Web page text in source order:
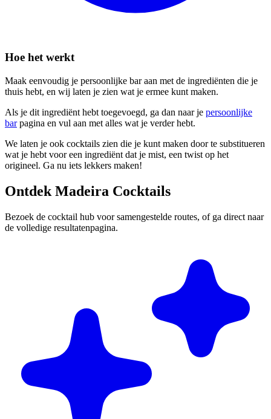
Hoe het werkt
Maak eenvoudig je persoonlijke bar aan met de ingrediënten die je
thuis hebt, en wij laten je zien wat je ermee kunt maken.
Als je dit ingrediënt hebt toegevoegd, ga dan naar je persoonlijke
barpagina en vul aan met alles wat je verder hebt.
We laten je ook cocktails zien die je kunt maken door te substitueren
wat je hebt voor een ingrediënt dat je mist, een twist op het
origineel. Ga nu iets lekkers maken!
Ontdek Madeira Cocktails
Bezoek de cocktail hub voor samengestelde routes, of ga direct naar
de volledige resultatenpagina.